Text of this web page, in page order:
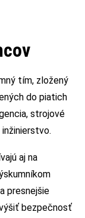
tím, zložený
do piatich
strojové
aj na
presnejšie
bezpečnosť